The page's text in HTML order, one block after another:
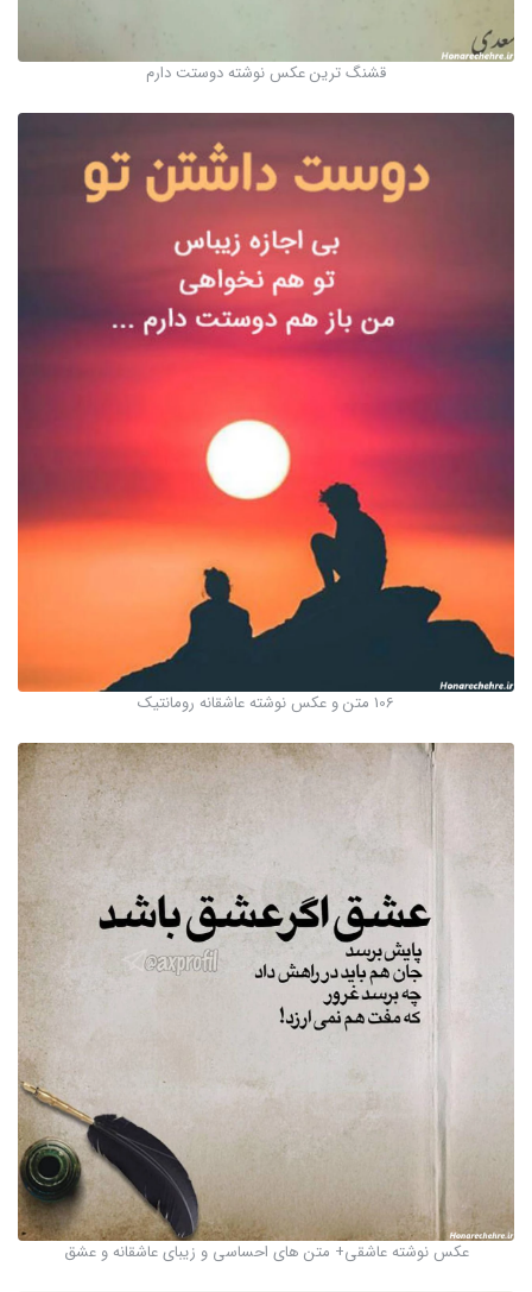
قشنگ ترین عکس نوشته دوستت دارم
106 متن و عکس نوشته عاشقانه رومانتیک
عکس نوشته عاشقی+ متن های احساسی و زیبای عاشقانه و عشق